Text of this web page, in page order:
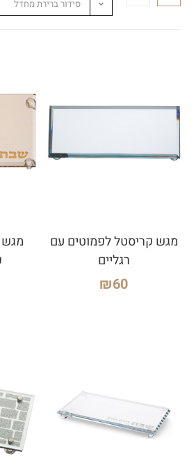
סידור ברירת מחדל
מגש קריסטל לפמוטים עם
רגליים
₪60
מגש